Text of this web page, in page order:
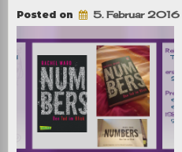
Posted on 5. Februar 2016